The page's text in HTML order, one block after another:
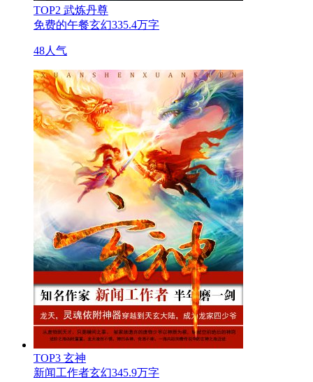
TOP2 武炼丹尊
免费的午餐玄幻335.4万字
48人气
TOP3 玄神
新闻工作者玄幻345.9万字